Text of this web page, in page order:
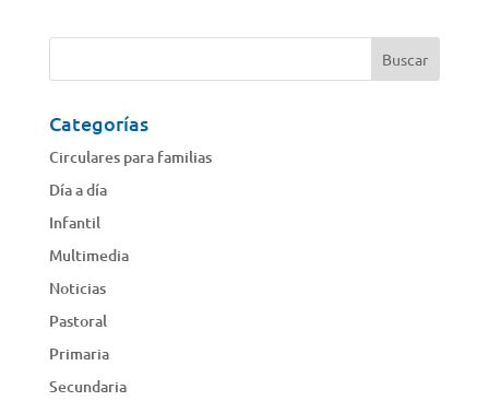
Categorías
Circulares para familias
Día a día
Infantil
Multimedia
Noticias
Pastoral
Primaria
Secundaria